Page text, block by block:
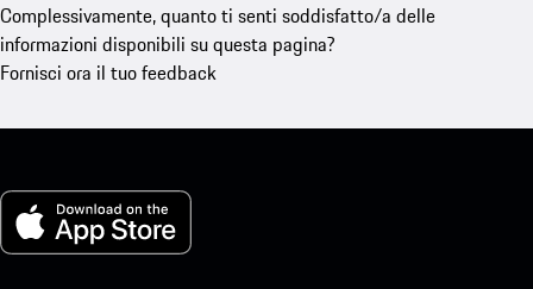
Complessivamente, quanto ti senti soddisfatto/a delle
informazioni disponibili su questa pagina?
Fornisci ora il tuo feedback